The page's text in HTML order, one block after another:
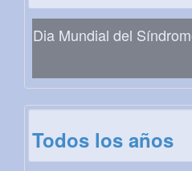
Dia Mundial del
Todos los años